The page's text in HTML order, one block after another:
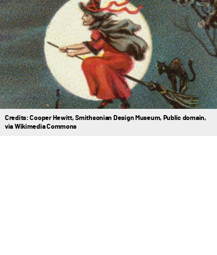
Credits: Cooper Hewitt, Smithsonian Design Museum, Public domain,
via Wikimedia Commons